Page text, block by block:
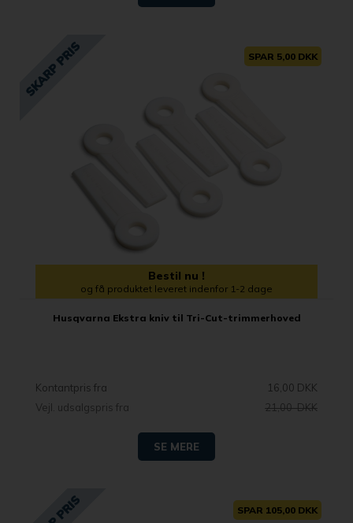
SPAR 5,00 DKK
Bestil nu !
og få produktet leveret indenfor 1-2 dage
Husqvarna Ekstra kniv til Tri-Cut-trimmerhoved
Kontantpris fra
16,00 DKK
Vejl. udsalgspris fra
21,00 DKK
SE MERE
SPAR 105,00 DKK